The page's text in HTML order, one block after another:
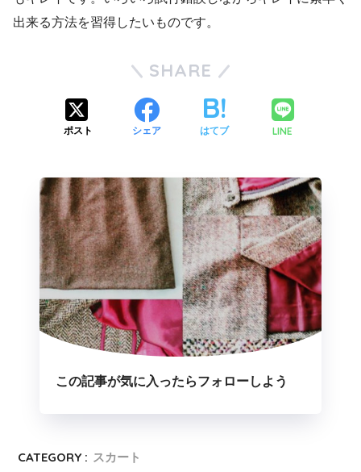
出来る方法を習得したいものです。
SHARE
ポスト シェア はてブ LINE
この記事が気に入ったらフォローしよう
CATEGORY : スカート